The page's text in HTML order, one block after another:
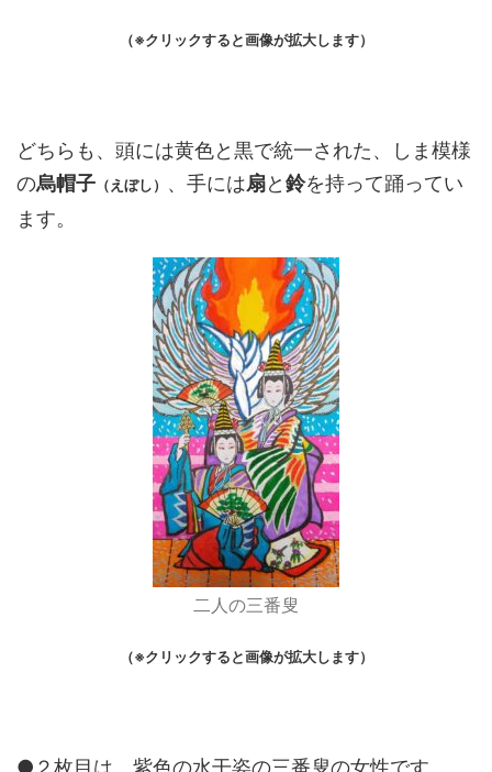
（※クリックすると画像が拡大します）
どちらも、頭には黄色と黒で統一された、しま模様
の烏帽子 （えぼし） 、手には扇と鈴を持って踊ってい
ます。
二人の三番叟
（※クリックすると画像が拡大します）
●２枚目は、紫色の水干姿の三番叟の女性です。